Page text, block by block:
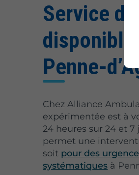
Service
Penne-
Chez Alliance
expérimentée est à
24 heures sur 24 et
permet une
soit pour des
systématiques à